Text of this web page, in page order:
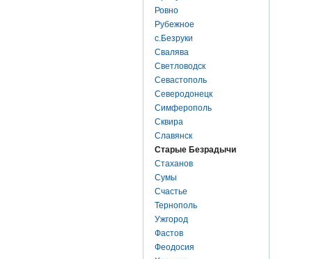
Ровно
Рубежное
с.Безруки
Свалява
Светловодск
Севастополь
Северодонецк
Симферополь
Сквира
Славянск
Старые Безрадычи
Стаханов
Сумы
Счастье
Тернополь
Ужгород
Фастов
Феодосия